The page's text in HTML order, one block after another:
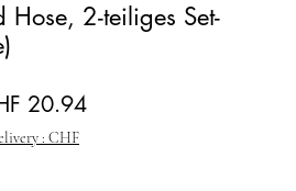
Hose, 2-teiliges Set-
20.94Sale-Preis
: CHF